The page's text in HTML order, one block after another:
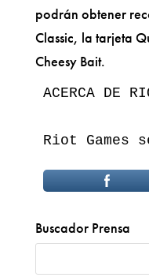
podrán obtener
Classic, la tarjeta
Cheesy Bait.
ACERCA DE
Riot Games
Buscador Prensa